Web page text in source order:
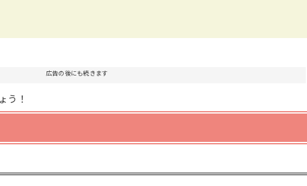
広告の後にも続きます
う！